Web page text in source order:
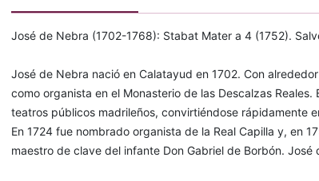
José de Nebra (1702-1768): Stabat Mater a 4 (1752).
José de Nebra nació en Calatayud en 1702. Con
como organista en el Monasterio de las Descalzas
teatros públicos madrileños, convirtiéndose rápidamente
En 1724 fue nombrado organista de la Real Capilla y, en
maestro de clave del infante Don Gabriel de Borbón.